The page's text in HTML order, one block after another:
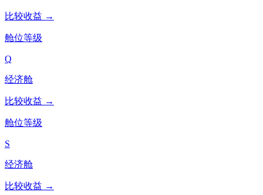
比较收益 →
舱位等级
Q
经济舱
比较收益 →
舱位等级
S
经济舱
比较收益 →